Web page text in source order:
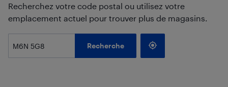
Recherchez votre code postal ou utilisez votre
emplacement actuel pour trouver plus de magasins.
Recherche